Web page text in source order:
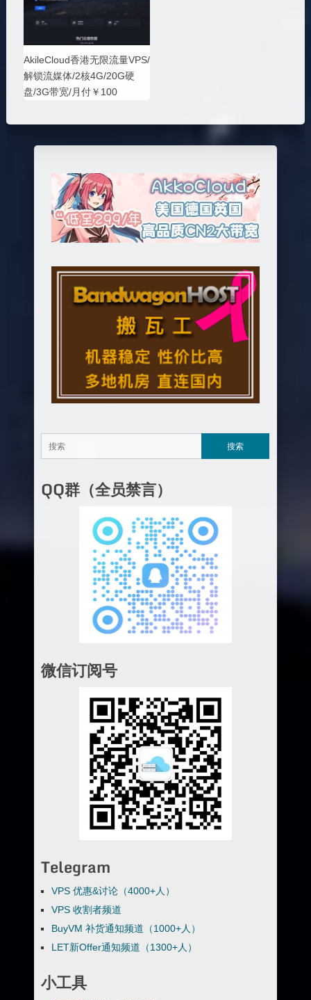
AkileCloud香港无限流量VPS/
解锁流媒体/2核4G/20G硬
盘/3G带宽/月付￥100
QQ群（全员禁言）
微信订阅号
Telegram
VPS 优惠&讨论（4000+人）
VPS 收割者频道
BuyVM 补货通知频道（1000+人）
LET新Offer通知频道（1300+人）
小工具